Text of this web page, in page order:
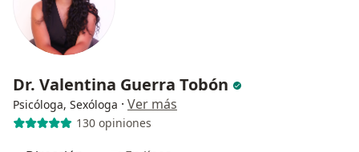
Dr. Valentina Guerra Tobón
Psicóloga, Sexóloga · Ver más
130 opiniones